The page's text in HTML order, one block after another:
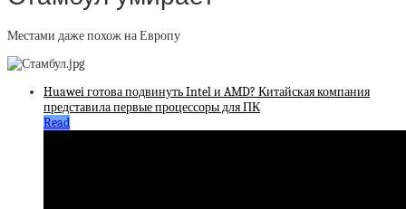
Местами даже похож на Европу
Huawei готова подвинуть Intel и AMD? Китайская компания
представила первые процессоры для ПК
Read